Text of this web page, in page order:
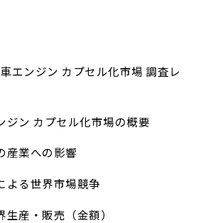
エンジン カプセル化市場 調査レ
ジン カプセル化市場の概要
産業への影響
よる世界市場競争
産・販売（金額）